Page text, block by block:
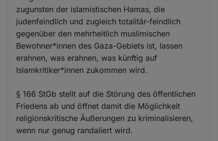
zugunsten der islamistischen Hamas, die
judenfeindlich und zugleich totalitär-feindlich
gegenüber den mehrheitlich muslimischen
Bewohner*innen des Gaza-Gebiets ist, lassen
erahnen, was erahnen, was künftig auf
Islamkritiker*innen zukommen wird.
§ 166 StGb stellt auf die Störung des öffentlichen
Friedens ab und öffnet damit die Möglichkeit
religionskritische Äußerungen zu kriminalisieren,
wenn nur genug randaliert wird.